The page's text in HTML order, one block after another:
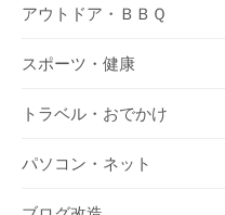
アウトドア・ＢＢＱ
スポーツ・健康
トラベル・おでかけ
パソコン・ネット